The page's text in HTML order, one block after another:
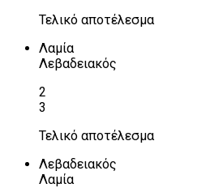
Τελικό αποτέλεσμα
Λαμία
Λεβαδειακός
2
3
Τελικό αποτέλεσμα
Λεβαδειακός
Λαμία